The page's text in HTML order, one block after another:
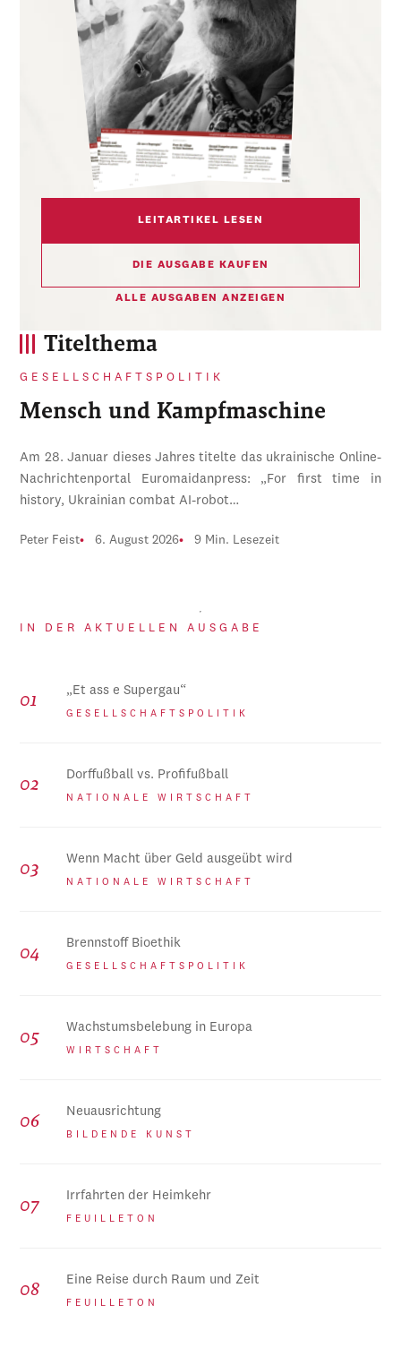
Titelthema
GESELLSCHAFTSPOLITIK
Mensch und Kampfmaschine
Am 28. Januar dieses Jahres titelte das ukrainische Online-
Nachrichtenportal Euromaidanpress: „For first time in
history, Ukrainian combat AI-robot…
Peter Feist 6. August 2026 9 Min. Lesezeit
IN DER AKTUELLEN AUSGABE
„Et ass e Supergau“
GESELLSCHAFTSPOLITIK
Dorffußball vs. Profifußball
NATIONALE WIRTSCHAFT
Wenn Macht über Geld ausgeübt wird
NATIONALE WIRTSCHAFT
Brennstoff Bioethik
GESELLSCHAFTSPOLITIK
Wachstumsbelebung in Europa
WIRTSCHAFT
Neuausrichtung
BILDENDE KUNST
Irrfahrten der Heimkehr
FEUILLETON
Eine Reise durch Raum und Zeit
FEUILLETON
LEITARTIKEL LESEN
DIE AUSGABE KAUFEN
ALLE AUSGABEN ANZEIGEN